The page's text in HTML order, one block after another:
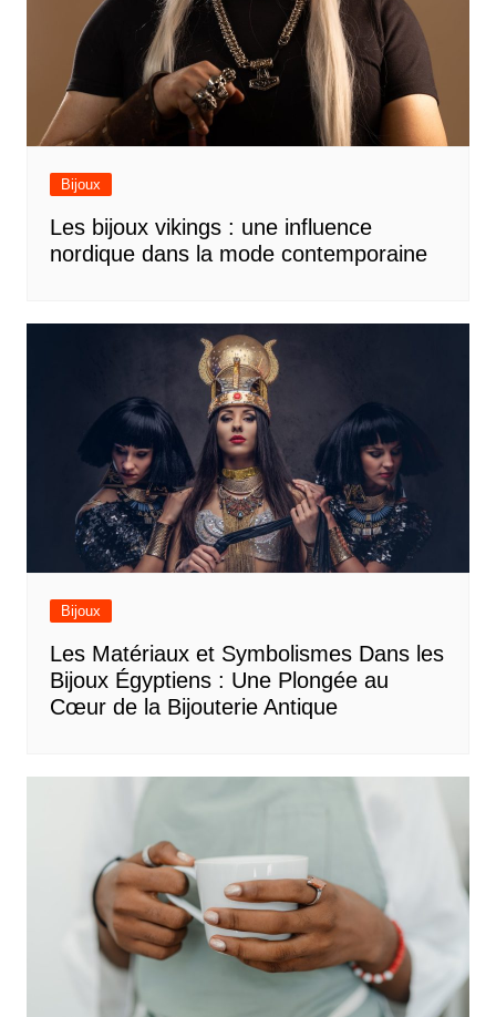
Bijoux
Les bijoux vikings : une influence
nordique dans la mode contemporaine
Bijoux
Les Matériaux et Symbolismes Dans les
Bijoux Égyptiens : Une Plongée au
Cœur de la Bijouterie Antique